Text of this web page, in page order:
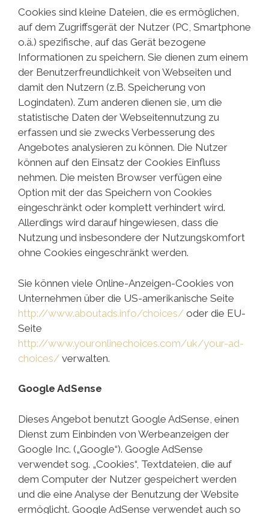
Cookies sind kleine Dateien, die es ermöglichen,
auf dem Zugriffsgerät der Nutzer (PC, Smartphone
o.ä.) spezifische, auf das Gerät bezogene
Informationen zu speichern. Sie dienen zum einem
der Benutzerfreundlichkeit von Webseiten und
damit den Nutzern (z.B. Speicherung von
Logindaten). Zum anderen dienen sie, um die
statistische Daten der Webseitennutzung zu
erfassen und sie zwecks Verbesserung des
Angebotes analysieren zu können. Die Nutzer
können auf den Einsatz der Cookies Einfluss
nehmen. Die meisten Browser verfügen eine
Option mit der das Speichern von Cookies
eingeschränkt oder komplett verhindert wird.
Allerdings wird darauf hingewiesen, dass die
Nutzung und insbesondere der Nutzungskomfort
ohne Cookies eingeschränkt werden.
Sie können viele Online-Anzeigen-Cookies von
Unternehmen über die US-amerikanische Seite
http://www.aboutads.info/choices/ oder die EU-
Seite
http://www.youronlinechoices.com/uk/your-ad-
choices/ verwalten.
Google AdSense
Dieses Angebot benutzt Google AdSense, einen
Dienst zum Einbinden von Werbeanzeigen der
Google Inc. („Google“). Google AdSense
verwendet sog. „Cookies“, Textdateien, die auf
dem Computer der Nutzer gespeichert werden
und die eine Analyse der Benutzung der Website
ermöglicht. Google AdSense verwendet auch so